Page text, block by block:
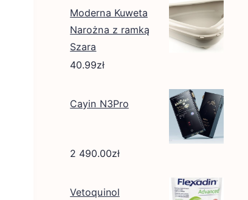
Moderna Kuweta
Narożna z ramką
Szara
40.99zł
Cayin N3Pro
2 490.00zł
Vetoquinol